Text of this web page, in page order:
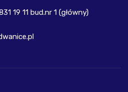
19 11 bud.nr 1 (główny)